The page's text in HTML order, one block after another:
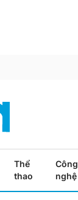
Thể
thao
Công
nghệ